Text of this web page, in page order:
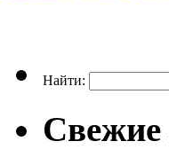
Найти:
Свежие